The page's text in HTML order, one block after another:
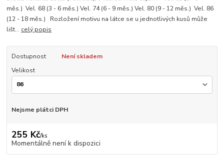
měs.) Vel. 68 (3 - 6 měs.) Vel. 74 (6 - 9 měs.) Vel. 80 (9 - 12 měs.) Vel. 86
(12 - 18 měs.) Rozložení motivu na látce se u jednotlivých kusů může
lišt... celý popis
Dostupnost
Není skladem
Velikost
Nejsme plátci DPH
255 Kč/ks
Momentálně není k dispozici